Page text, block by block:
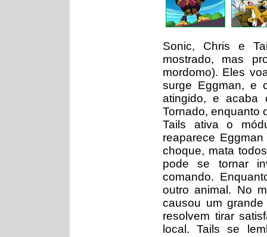
Sonic, Chris e
mostrado, mas
mordomo). Eles
surge Eggman, e
atingido, e acaba
Tornado, enquanto
Tails ativa o
reaparece
choque, mata
pode se tornar
comando.
outro animal. No
causou um
resolvem tirar
local. Tails se